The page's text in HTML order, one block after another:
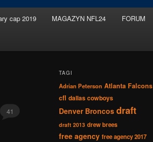
cap 2019 MAGAZYN NFL24 FORUM
41
TAGI
Adrian Peterson Atlanta Falcons
cfl dallas cowboys
Denver Broncos draft
draft 2013 drew brees
free agency free agency 2017